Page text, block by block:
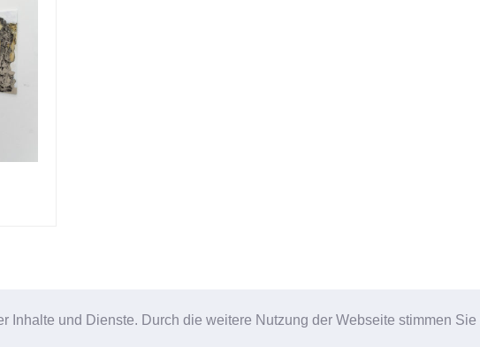
Inhalte und Dienste. Durch die weitere Nutzung der Webseite stimmen